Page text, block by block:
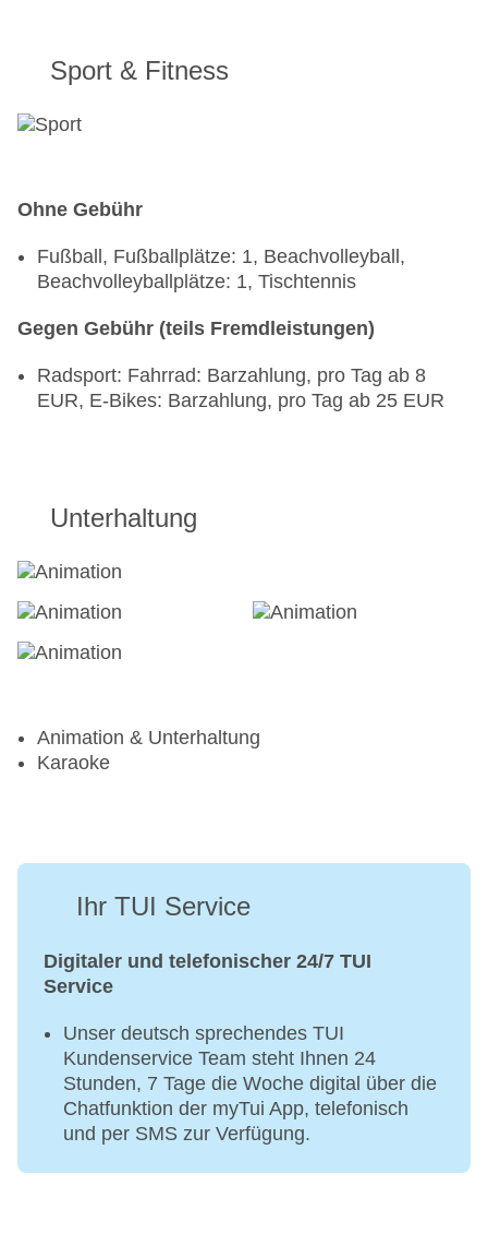
Sport & Fitness
Ohne Gebühr
Fußball, Fußballplätze: 1, Beachvolleyball,
Beachvolleyballplätze: 1, Tischtennis
Gegen Gebühr (teils Fremdleistungen)
Radsport: Fahrrad: Barzahlung, pro Tag ab 8
EUR, E-Bikes: Barzahlung, pro Tag ab 25 EUR
Unterhaltung
Animation & Unterhaltung
Karaoke
Ihr TUI Service
Digitaler und telefonischer 24/7 TUI
Service
Unser deutsch sprechendes TUI
Kundenservice Team steht Ihnen 24
Stunden, 7 Tage die Woche digital über die
Chatfunktion der myTui App, telefonisch
und per SMS zur Verfügung.